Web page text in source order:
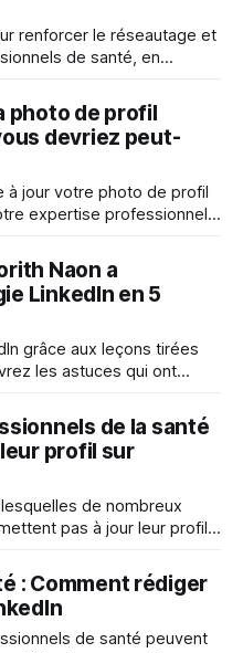
renforcer le réseautage et
de santé, en
photo de profil
devriez peut-
jour votre photo de profil
expertise professionnelle
Naon a
LinkedIn en 5
grâce aux leçons tirées
les astuces qui ont
de la santé
profil sur
de nombreux
pas à jour leur profil
: Comment rédiger
de santé peuvent